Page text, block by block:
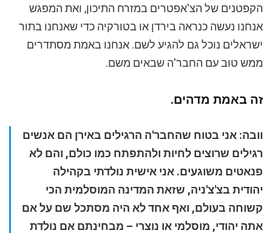
הקפטנים של הצ'אפטרים במזרח התיכון, ואת המפגש
אנחנו נעשה כנראה בירדן או בטורקיה כדי שאנחנו בתור
ישראלים נוכל גם להגיע לשם. אנחנו באמת מסתדרים
ממש טוב עם החבר'ה שבאים משם.
זה באמת מדהים.
וובה: אני בטוח שהחבר'ה הרגילים באירן הם אנשים
רגילים שרוצים לחיות ולהתפתח כמו כולם, והם לא
פנאטים משוגעים. אני אישית נולדתי בקהילה
יהודית בצ'צ'ניה, שזאת המדינה המוסלמית הכי
קשוחה בעולם, ואף אחד לא היה מסתכל שם על אם
אתה יהודי, מוסלמי או נוצרי – מבחינתם אם נולדת